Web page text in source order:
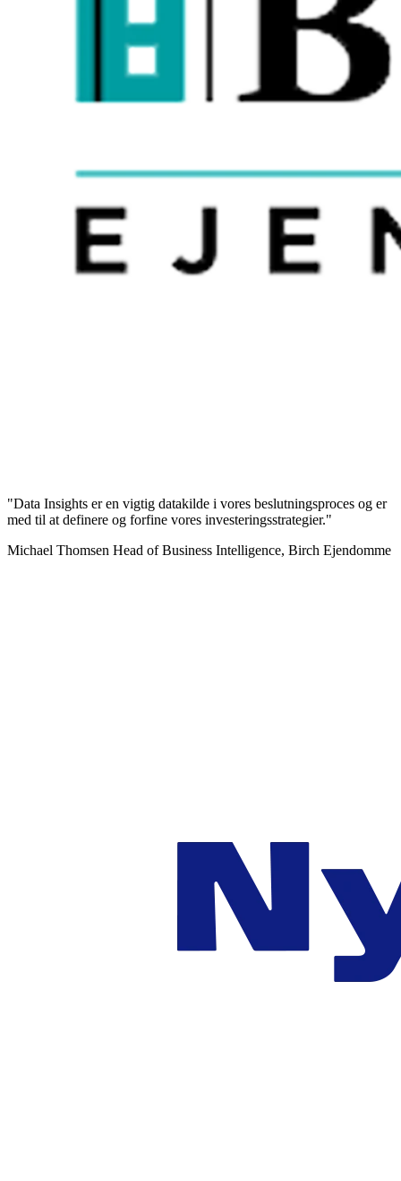
"Data Insights er en vigtig datakilde i vores beslutningsproces og er
med til at definere og forfine vores investeringsstrategier."
Michael Thomsen Head of Business Intelligence, Birch Ejendomme